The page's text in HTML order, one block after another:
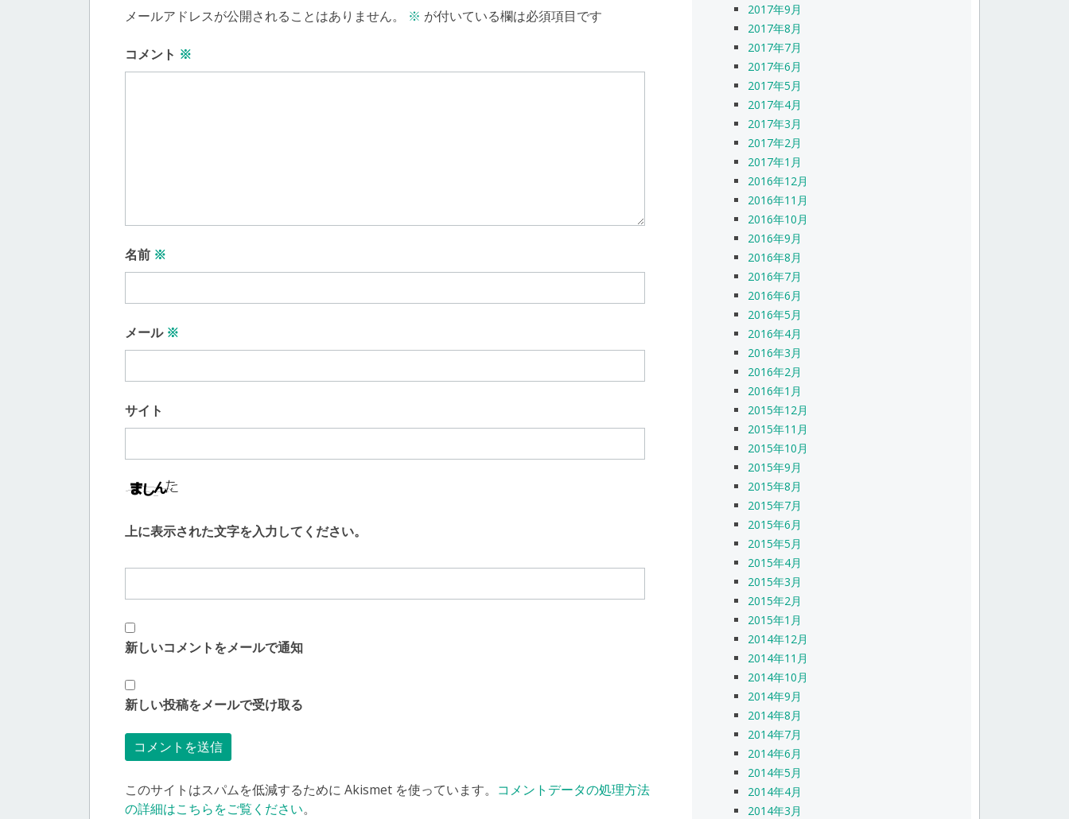
メールアドレスが公開されることはありません。 ※ が付いている欄は必須項目です
コメント ※
名前 ※
メール ※
サイト
上に表示された文字を入力してください。
新しいコメントをメールで通知
新しい投稿をメールで受け取る
このサイトはスパムを低減するために Akismet を使っています。 コメントデータの処理方法
の詳細はこちらをご覧ください。
2017年9月
2017年8月
2017年7月
2017年6月
2017年5月
2017年4月
2017年3月
2017年2月
2017年1月
2016年12月
2016年11月
2016年10月
2016年9月
2016年8月
2016年7月
2016年6月
2016年5月
2016年4月
2016年3月
2016年2月
2016年1月
2015年12月
2015年11月
2015年10月
2015年9月
2015年8月
2015年7月
2015年6月
2015年5月
2015年4月
2015年3月
2015年2月
2015年1月
2014年12月
2014年11月
2014年10月
2014年9月
2014年8月
2014年7月
2014年6月
2014年5月
2014年4月
2014年3月